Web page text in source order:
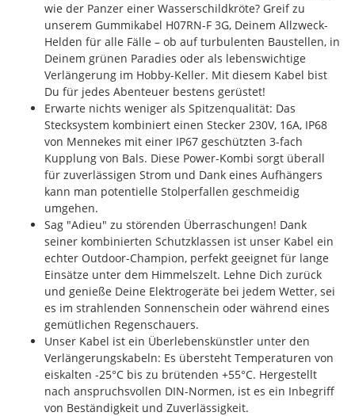
wie der Panzer einer Wasserschildkröte? Greif zu
unserem Gummikabel H07RN-F 3G, Deinem Allzweck-
Helden für alle Fälle – ob auf turbulenten Baustellen, in
Deinem grünen Paradies oder als lebenswichtige
Verlängerung im Hobby-Keller. Mit diesem Kabel bist
Du für jedes Abenteuer bestens gerüstet!
Erwarte nichts weniger als Spitzenqualität: Das
Stecksystem kombiniert einen Stecker 230V, 16A, IP68
von Mennekes mit einer IP67 geschützten 3-fach
Kupplung von Bals. Diese Power-Kombi sorgt überall
für zuverlässigen Strom und Dank eines Aufhängers
kann man potentielle Stolperfallen geschmeidig
umgehen.
Sag "Adieu" zu störenden Überraschungen! Dank
seiner kombinierten Schutzklassen ist unser Kabel ein
echter Outdoor-Champion, perfekt geeignet für lange
Einsätze unter dem Himmelszelt. Lehne Dich zurück
und genieße Deine Elektrogeräte bei jedem Wetter, sei
es im strahlenden Sonnenschein oder während eines
gemütlichen Regenschauers.
Unser Kabel ist ein Überlebenskünstler unter den
Verlängerungskabeln: Es übersteht Temperaturen von
eiskalten -25°C bis zu brütenden +55°C. Hergestellt
nach anspruchsvollen DIN-Normen, ist es ein Inbegriff
von Beständigkeit und Zuverlässigkeit.